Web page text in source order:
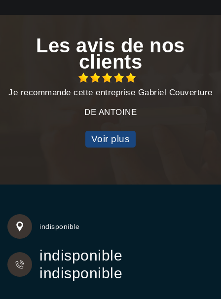
Les avis de nos
clients
Je recommande cette entreprise Gabriel Couverture
DE ANTOINE
Voir plus
indisponible
indisponible
indisponible